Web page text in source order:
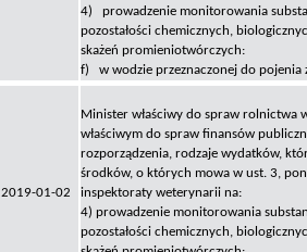
4) prowadzenie monitorowania
pozostałości chemicznych,
skażeń promieniotwórczych:
f) w wodzie przeznaczonej do pojenia
2019-01-02
Minister właściwy do spraw rolnictwa
właściwym do spraw finansów
rozporządzenia, rodzaje wydatków,
środków, o których mowa w ust. 3,
inspektoraty weterynarii na:
4) prowadzenie monitorowania
pozostałości chemicznych,